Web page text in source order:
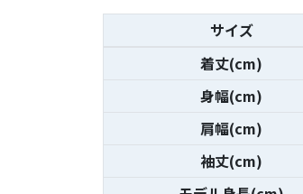
サイズ
着丈(cm)
身幅(cm)
肩幅(cm)
袖丈(cm)